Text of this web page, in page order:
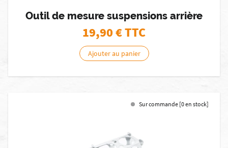
Outil de mesure suspensions arrière
19,90€ TTC
Ajouter au panier
Sur commande [0 en stock]